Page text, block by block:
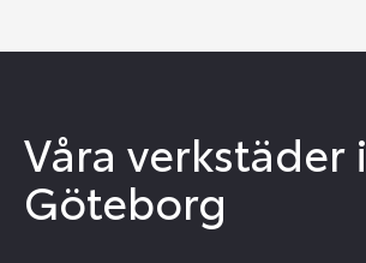
Våra verkstäder i
Göteborg